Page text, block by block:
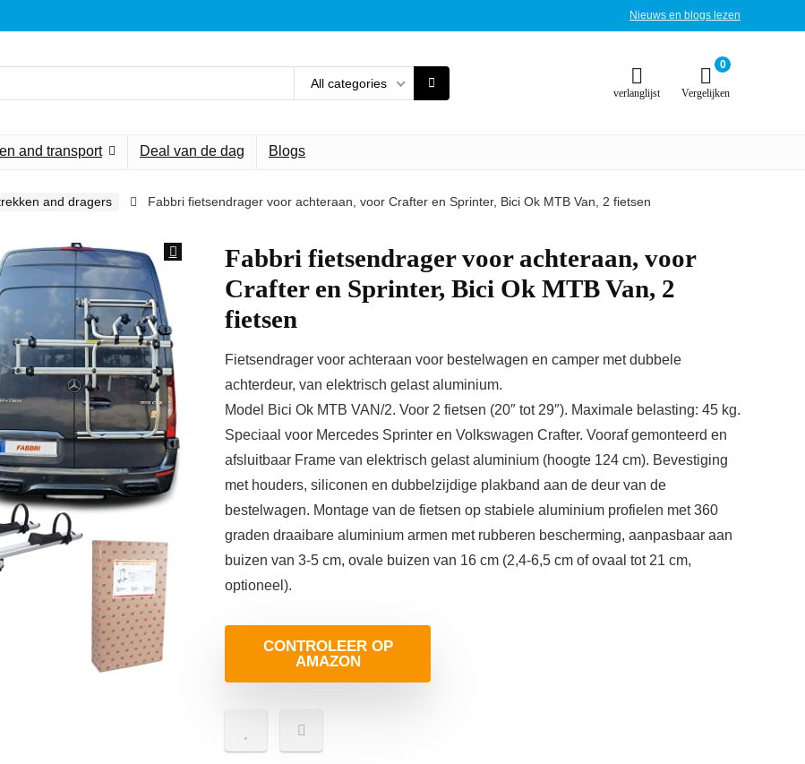
Nieuws en blogs lezen
All categories
verlanglijst
0
Vergelijken
and transport Deal van de dag Blogs
and dragers Fabbri fietsendrager voor achteraan, voor Crafter en Sprinter, Bici Ok MTB Van, 2 fietsen
Fabbri fietsendrager voor achteraan, voor
Crafter en Sprinter, Bici Ok MTB Van, 2
fietsen
Fietsendrager voor achteraan voor bestelwagen en camper met dubbele
achterdeur, van elektrisch gelast aluminium.
Model Bici Ok MTB VAN/2. Voor 2 fietsen (20″ tot 29″). Maximale belasting: 45 kg.
Speciaal voor Mercedes Sprinter en Volkswagen Crafter. Vooraf gemonteerd en
afsluitbaar Frame van elektrisch gelast aluminium (hoogte 124 cm). Bevestiging
met houders, siliconen en dubbelzijdige plakband aan de deur van de
bestelwagen. Montage van de fietsen op stabiele aluminium profielen met 360
graden draaibare aluminium armen met rubberen bescherming, aanpasbaar aan
buizen van 3-5 cm, ovale buizen van 16 cm (2,4-6,5 cm of ovaal tot 21 cm,
optioneel).
CONTROLEER OP
AMAZON